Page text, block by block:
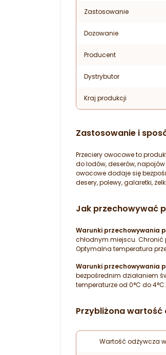
Zastosowanie
Dozowanie
Producent
Dystrybutor
Kraj produkcji
Zastosowanie i
Przeciery owocowe to
do lodów, deserów,
owocowe dodaje się
desery, polewy, galaretki,
Jak przechowywać
Warunki przechowywania
chłodnym miejscu. Chronić
Optymalna temperatura
Warunki przechowywania
bezpośrednim działaniem
temperaturze od 0°C do
Przybliżona
Wartość odżywcza